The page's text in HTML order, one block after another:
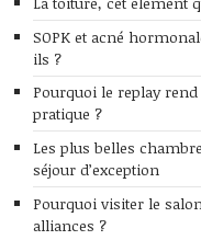
SOPK et acné
ils ?
Pourquoi le replay
pratique ?
Les plus belles
séjour d’exception
Pourquoi visiter le
alliances ?